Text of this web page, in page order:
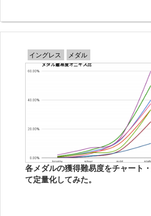
イングレス メダル
各メダルの獲得難易度をチャート
て定量化してみた。